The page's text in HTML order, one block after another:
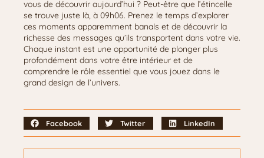
vous de découvrir aujourd’hui ? Peut-être que l’étincelle
se trouve juste là, à 09h06. Prenez le temps d’explorer
ces moments apparemment banals et de découvrir la
richesse des messages qu’ils transportent dans votre vie.
Chaque instant est une opportunité de plonger plus
profondément dans votre être intérieur et de
comprendre le rôle essentiel que vous jouez dans le
grand design de l’univers.
Facebook Twitter LinkedIn